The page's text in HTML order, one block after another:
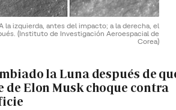
la izquierda, antes del impacto; a la derecha, el
(Instituto de Investigación Aeroespacial de
Corea)
la Luna después de
de Elon Musk choque contra